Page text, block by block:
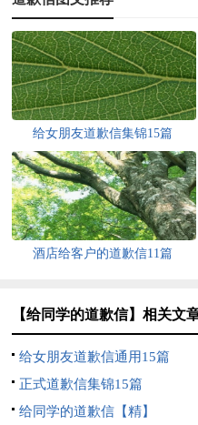
给女朋友道歉信集锦15篇
酒店给客户的道歉信11篇
【给同学的道歉信】相关文
给女朋友道歉信通用15篇
正式道歉信集锦15篇
给同学的道歉信【精】